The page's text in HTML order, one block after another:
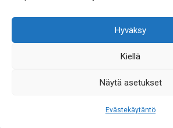
Hyväksy
Kiellä
Näytä asetukset
Evästekäytäntö
Puh. 0206 39 7740
Ravintola Sarrit